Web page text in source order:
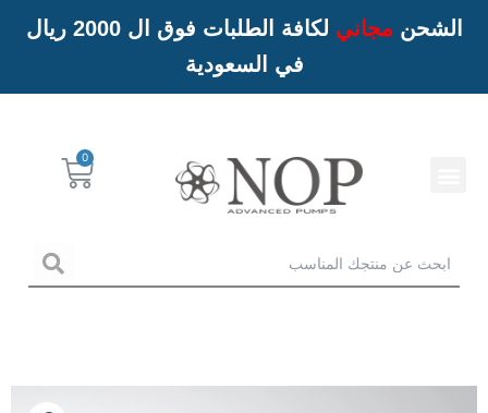
الشحن مجاني
لكافة الطلبات فوق ال 2000 ريال
في السعودية
Cart